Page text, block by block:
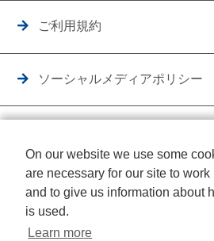
ご利用規約
ソーシャルメディアポリシー
クッキーポリシー
On our website we use some
are necessary for our site to work
and to give us information about
is used.
Learn more